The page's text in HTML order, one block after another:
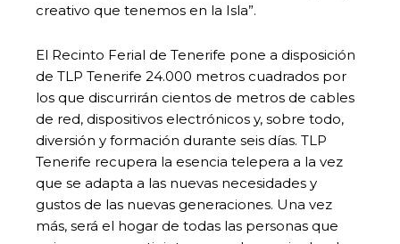
creativo que tenemos en la Isla”.
El Recinto Ferial de Tenerife pone a disposición
de TLP Tenerife 24.000 metros cuadrados por
los que discurrirán cientos de metros de cables
de red, dispositivos electrónicos y, sobre todo,
diversión y formación durante seis días. TLP
Tenerife recupera la esencia telepera a la vez
que se adapta a las nuevas necesidades y
gustos de las nuevas generaciones. Una vez
más, será el hogar de todas las personas que